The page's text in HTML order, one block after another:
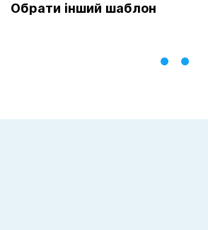
Обрати інший шаблон